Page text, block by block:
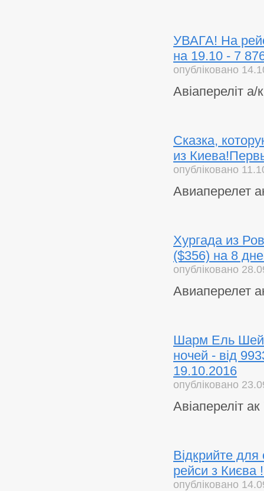
УВАГА! На
на 19.10 - 7
опубліковано
Авіапереліт
Сказка,
из
опубліковано
Авиаперелет
Хургада из
($356) на 8
опубліковано
Авиаперелет
Шарм Ель
ночей - від
19.10.2016
опубліковано
Авіапереліт
Відкрийте
рейси з Києва
опубліковано